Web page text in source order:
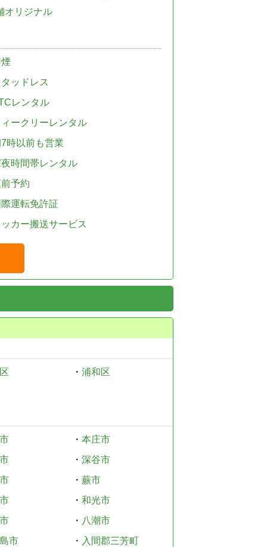
オリジナル
ッドレス
レンタル
ークリーレンタル
時以前も営業
時間帯レンタル
予約
運転免許証
カー搬送サービス
・ 浦和区
・ 本庄市
・ 深谷市
・ 蕨市
・ 和光市
・ 八潮市
市
・ 入間郡三芳町